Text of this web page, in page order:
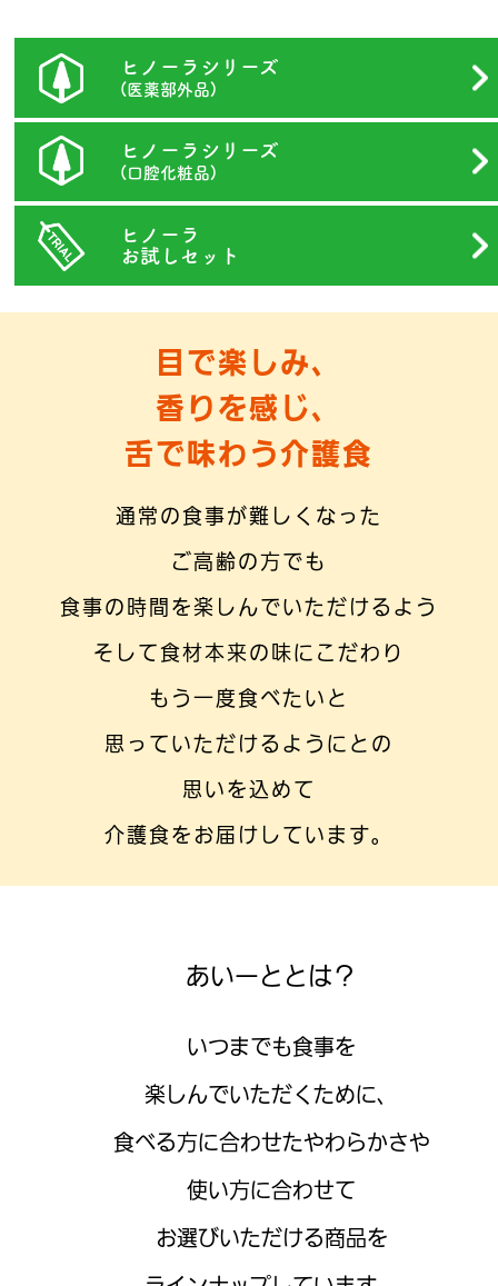
ヒノーラシリーズ
(医薬部外品)
ヒノーラシリーズ
(口腔化粧品)
ヒノーラ
お試しセット
目で楽しみ、
香りを感じ、
舌で味わう介護食
通常の食事が難しくなった
ご高齢の方でも
食事の時間を楽しんでいただけるよう
そして食材本来の味にこだわり
もう一度食べたいと
思っていただけるようにとの
思いを込めて
介護食をお届けしています。
あいーととは？
いつまでも食事を
楽しんでいただくために、
食べる方に合わせたやわらかさや
使い方に合わせて
お選びいただける商品を